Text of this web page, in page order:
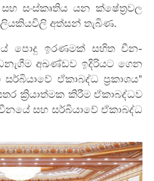
සංස්කෘතිය යන ක්ෂේත්‍රවල
අත්සන් තැබිණ.
පොදු ඉරණමක් සහිත චීන-
අඛණ්ඩව ඉදිරියට ගෙන
ඒකාබද්ධ ප්‍රකාශය"
ක්‍රියාත්මක කිරීම ඒකාබද්ධව
සහ සර්බියාවේ ඒකාබද්ධ